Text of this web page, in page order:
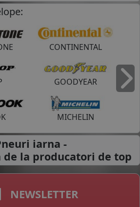
CONTINENTAL
GOODYEAR
MICHELIN
iarna -
de la producatori de top
NEWSLETTER